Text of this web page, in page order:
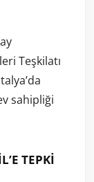
Teşkilatı
sahipliği
TEPKİ